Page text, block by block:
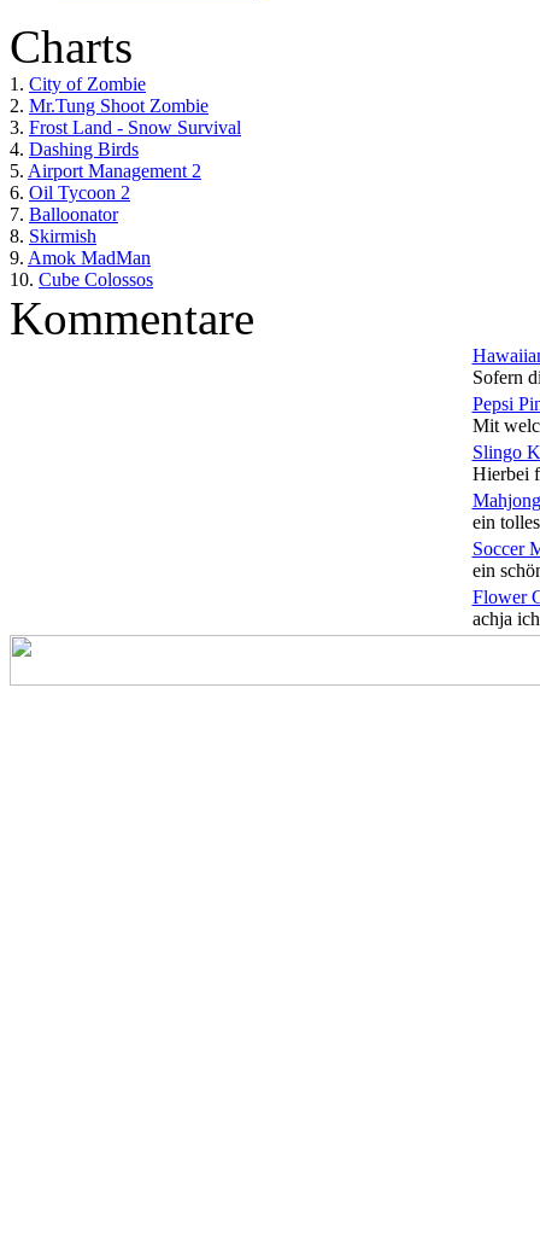
Charts
1. City of Zombie
2. Mr.Tung Shoot Zombie
3. Frost Land - Snow Survival
4. Dashing Birds
5. Airport Management 2
6. Oil Tycoon 2
7. Balloonator
8. Skirmish
9. Amok MadMan
10. Cube Colossos
Kommentare
Sofern
Pepsi
Mit
Slingo
Hierbei
ein
Soccer
ein
Flower
achja